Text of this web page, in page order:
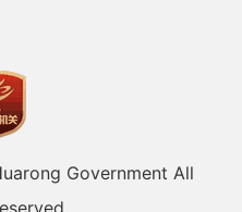
Government All